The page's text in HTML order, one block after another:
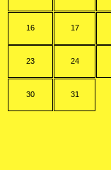
16 17
23 24
30 31